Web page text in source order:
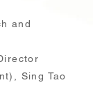
and
Sing Tao